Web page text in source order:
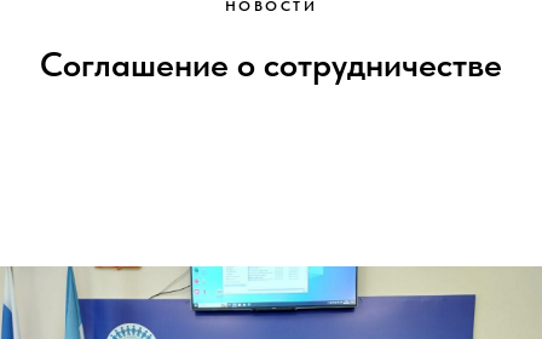
НОВОСТИ
Соглашение о сотрудничестве